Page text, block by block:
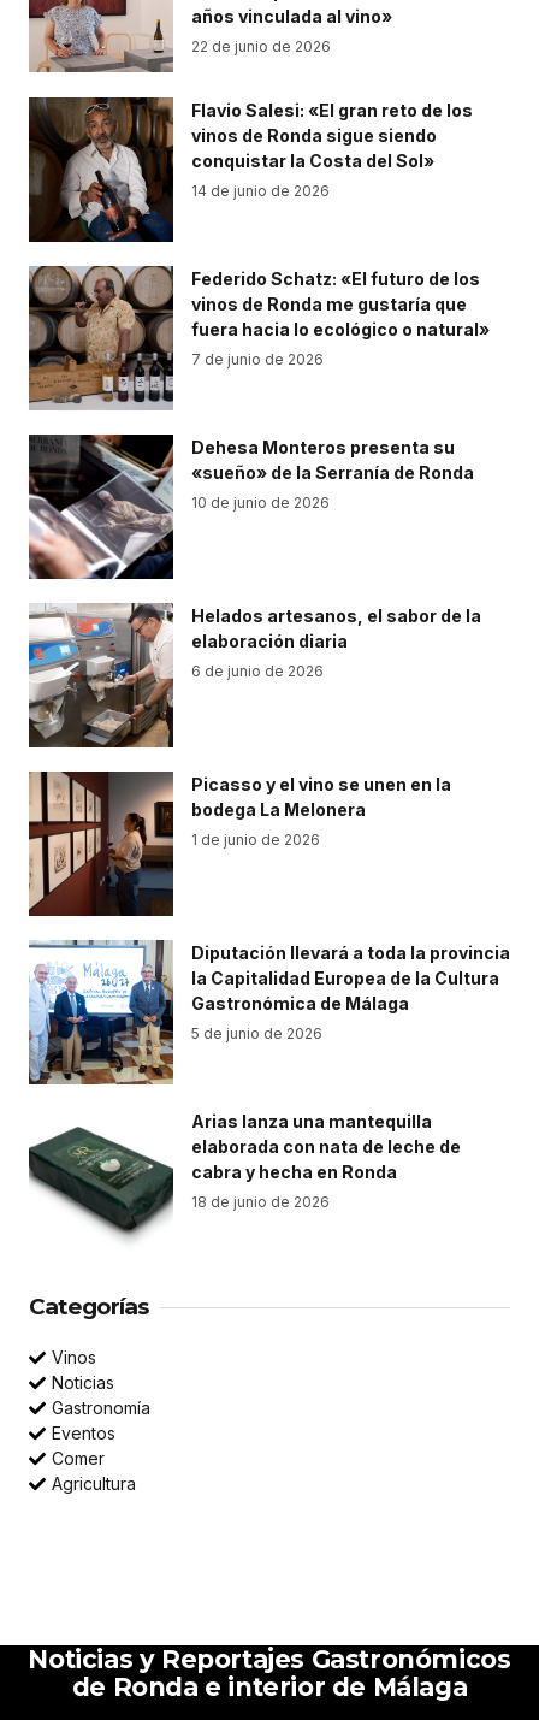
años vinculada al vino»
22 de junio de 2026
Flavio Salesi: «El gran reto de los
vinos de Ronda sigue siendo
conquistar la Costa del Sol»
14 de junio de 2026
Federido Schatz: «El futuro de los
vinos de Ronda me gustaría que
fuera hacia lo ecológico o natural»
7 de junio de 2026
Dehesa Monteros presenta su
«sueño» de la Serranía de Ronda
10 de junio de 2026
Helados artesanos, el sabor de la
elaboración diaria
6 de junio de 2026
Picasso y el vino se unen en la
bodega La Melonera
1 de junio de 2026
Diputación llevará a toda la provincia
la Capitalidad Europea de la Cultura
Gastronómica de Málaga
5 de junio de 2026
Arias lanza una mantequilla
elaborada con nata de leche de
cabra y hecha en Ronda
18 de junio de 2026
Categorías
Vinos
Noticias
Gastronomía
Eventos
Comer
Agricultura
Noticias y Reportajes Gastronómicos
de Ronda e interior de Málaga